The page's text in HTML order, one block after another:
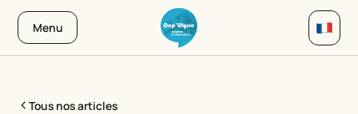
Menu
Tous nos articles